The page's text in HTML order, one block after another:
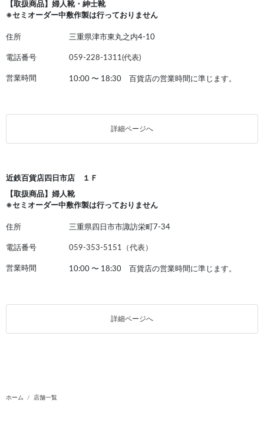
【取扱商品】婦人靴・紳士靴
※セミオーダー中敷作製は行っておりません
住所 三重県津市東丸之内4-10
電話番号 059-228-1311(代表)
営業時間 10:00 〜 18:30 百貨店の営業時間に準じます。
詳細ページへ
近鉄百貨店四日市店 １Ｆ
【取扱商品】婦人靴
※セミオーダー中敷作製は行っておりません
住所 三重県四日市市諏訪栄町7-34
電話番号 059-353-5151（代表）
営業時間 10:00 〜 18:30 百貨店の営業時間に準じます。
詳細ページへ
ホーム 店舗一覧